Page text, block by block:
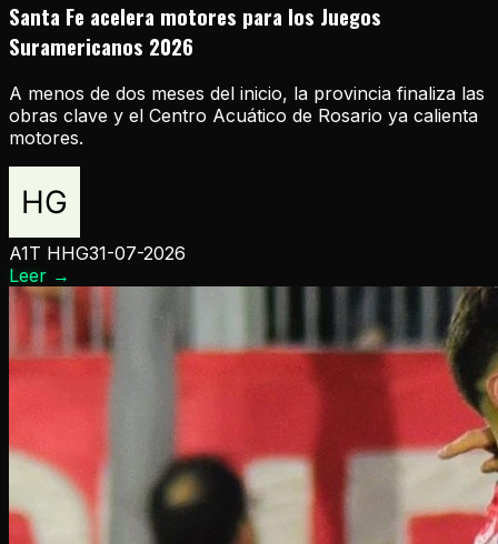
Santa Fe acelera motores para los Juegos
Suramericanos 2026
A menos de dos meses del inicio, la provincia finaliza las
obras clave y el Centro Acuático de Rosario ya calienta
motores.
A1T HHG31-07-2026
Leer →